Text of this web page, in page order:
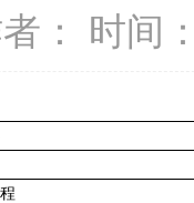
： 时间